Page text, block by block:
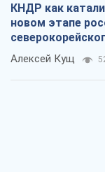
КНДР как
новом этапе
Алексей Кущ